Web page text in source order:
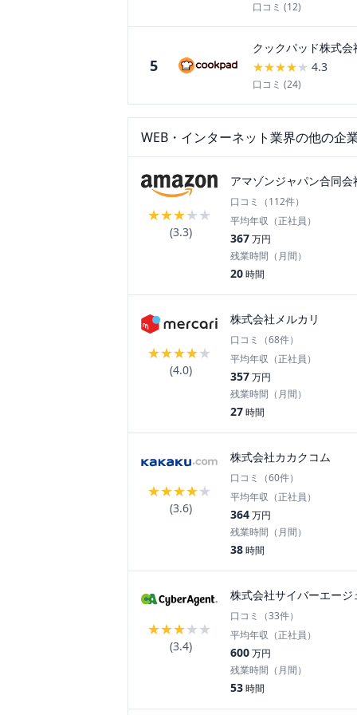
口コミ (12)
5
クックパッド株式会
★★★★★ 4.3
口コミ (24)
WEB・インターネット業界の他の企
★★★★★
(3.3)
アマゾンジャパン合同会
口コミ（112件）
平均年収（正社員）
367万円
残業時間（月間）
20時間
★★★★★
(4.0)
株式会社メルカリ
口コミ（68件）
平均年収（正社員）
357万円
残業時間（月間）
27時間
★★★★★
(3.6)
株式会社カカクコム
口コミ（60件）
平均年収（正社員）
364万円
残業時間（月間）
38時間
★★★★★
(3.4)
株式会社サイバーエージ
口コミ（33件）
平均年収（正社員）
600万円
残業時間（月間）
53時間